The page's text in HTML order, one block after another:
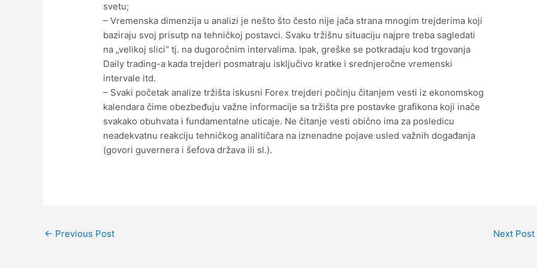
svetu;
– Vremenska dimenzija u analizi je nešto što često nije jača strana mnogim trejderima koji
baziraju svoj prisutp na tehničkoj postavci. Svaku tržišnu situaciju najpre treba sagledati
na „velikoj slici“ tj. na dugoročnim intervalima. Ipak, greške se potkradaju kod trgovanja
Daily trading-a kada trejderi posmatraju isključivo kratke i srednjeročne vremenski
intervale itd.
– Svaki početak analize tržišta iskusni Forex trejderi počinju čitanjem vesti iz ekonomskog
kalendara čime obezbeđuju važne informacije sa tržišta pre postavke grafikona koji inače
svakako obuhvata i fundamentalne uticaje. Ne čitanje vesti obično ima za posledicu
neadekvatnu reakciju tehničkog analitičara na iznenadne pojave usled važnih događanja
(govori guvernera i šefova država ili sl.).
Post
← Previous Post Next Post